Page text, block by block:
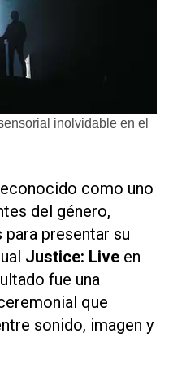
inolvidable en el
como uno
del género,
presentar su
Justice: Live en
fue una
que
sonido, imagen y